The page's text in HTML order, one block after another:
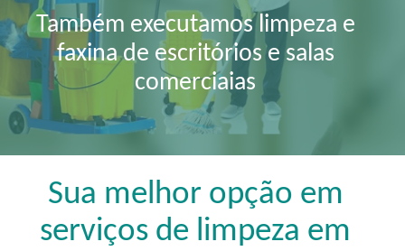
Também executamos limpeza e
faxina de escritórios e salas
comerciaias
Sua melhor opção em
serviços de limpeza em